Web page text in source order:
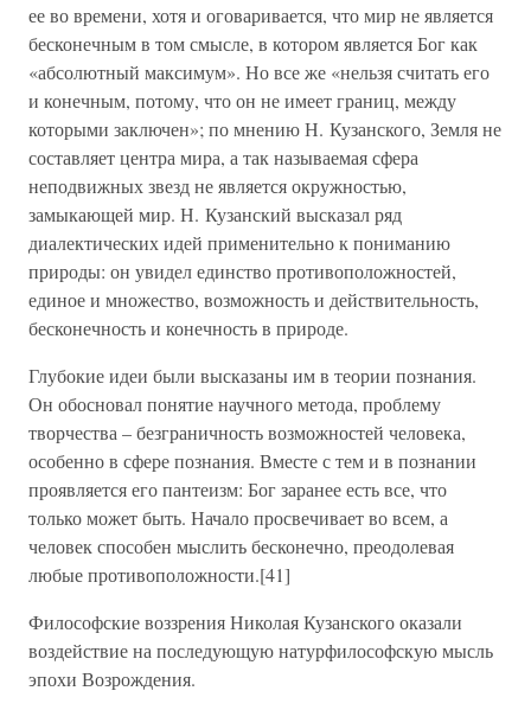
ее во времени, хотя и оговаривается, что мир не является
бесконечным в том смысле, в котором является Бог как
«абсолютный максимум». Но все же «нельзя считать его
и конечным, потому, что он не имеет границ, между
которыми заключен»; по мнению Н. Кузанского, Земля не
составляет центра мира, а так называемая сфера
неподвижных звезд не является окружностью,
замыкающей мир. Н. Кузанский высказал ряд
диалектических идей применительно к пониманию
природы: он увидел единство противоположностей,
единое и множество, возможность и действительность,
бесконечность и конечность в природе.
Глубокие идеи были высказаны им в теории познания.
Он обосновал понятие научного метода, проблему
творчества – безграничность возможностей человека,
особенно в сфере познания. Вместе с тем и в познании
проявляется его пантеизм: Бог заранее есть все, что
только может быть. Начало просвечивает во всем, а
человек способен мыслить бесконечно, преодолевая
любые противоположности.[41]
Философские воззрения Николая Кузанского оказали
воздействие на последующую натурфилософскую мысль
эпохи Возрождения.